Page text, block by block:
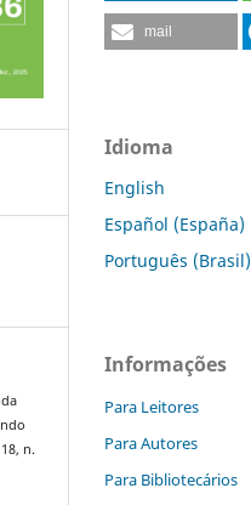
n.
mail
Idioma
English
Español (España)
Português (Brasil)
Informações
Para Leitores
Para Autores
Para Bibliotecários